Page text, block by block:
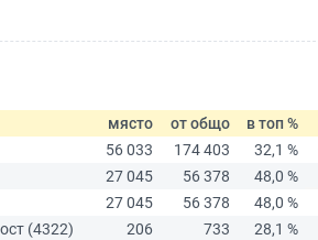
място от общо в топ %
56 033
174 403 32,1 %
27 045
56 378 48,0 %
27 045
56 378 48,0 %
(4322)
206 733 28,1 %